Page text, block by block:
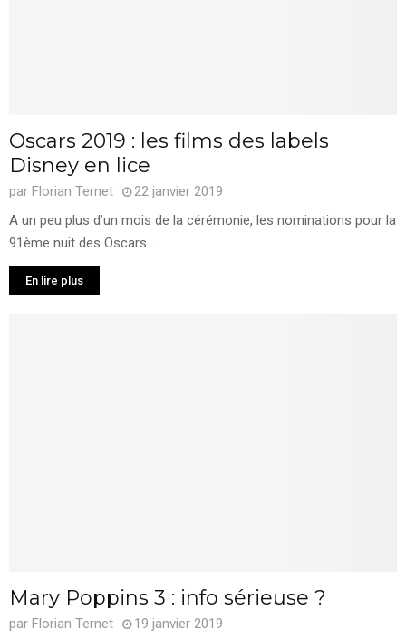
Oscars 2019 : les films des labels
Disney en lice
par Florian Ternet
22 janvier 2019
A un peu plus d’un mois de la cérémonie, les nominations pour la
91ème nuit des Oscars...
En lire plus
Mary Poppins 3 : info sérieuse ?
par Florian Ternet
19 janvier 2019